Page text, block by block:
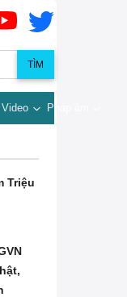
TÌM
Video Pháp âm
Triệu